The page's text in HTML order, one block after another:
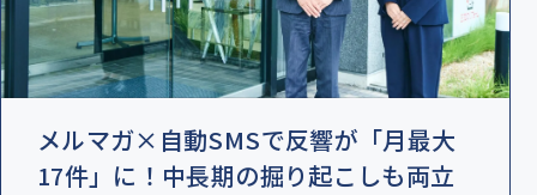
メルマガ×自動SMSで反響が「月最大
17件」に！中長期の掘り起こしも両立